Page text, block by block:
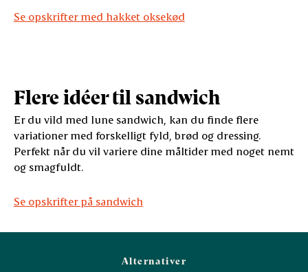
Se opskrifter med hakket oksekød
Flere idéer til sandwich
Er du vild med lune sandwich, kan du finde flere
variationer med forskelligt fyld, brød og dressing.
Perfekt når du vil variere dine måltider med noget nemt
og smagfuldt.
Se opskrifter på sandwich
Alternativer